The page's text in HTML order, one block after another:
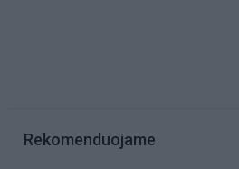
Rekomenduojame